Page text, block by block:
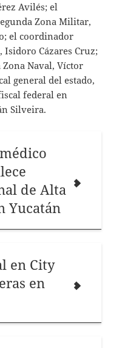
Avilés; el
Zona Militar,
el coordinador
Isidoro Cázares Cruz;
Naval, Víctor
general del estado,
federal en
Silveira.
de Alta
Yucatán
en City
en